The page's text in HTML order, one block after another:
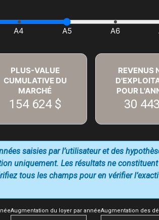
PLUS-VALUE
CUMULATIVE DU
MARCHÉ
154 624 $
REVENUS
POUR
30
Augmentation du loyer par annéeAugmentation des
saisies par l’utilisateur et des
uniquement. Les résultats ne
tous les champs pour en vérifier